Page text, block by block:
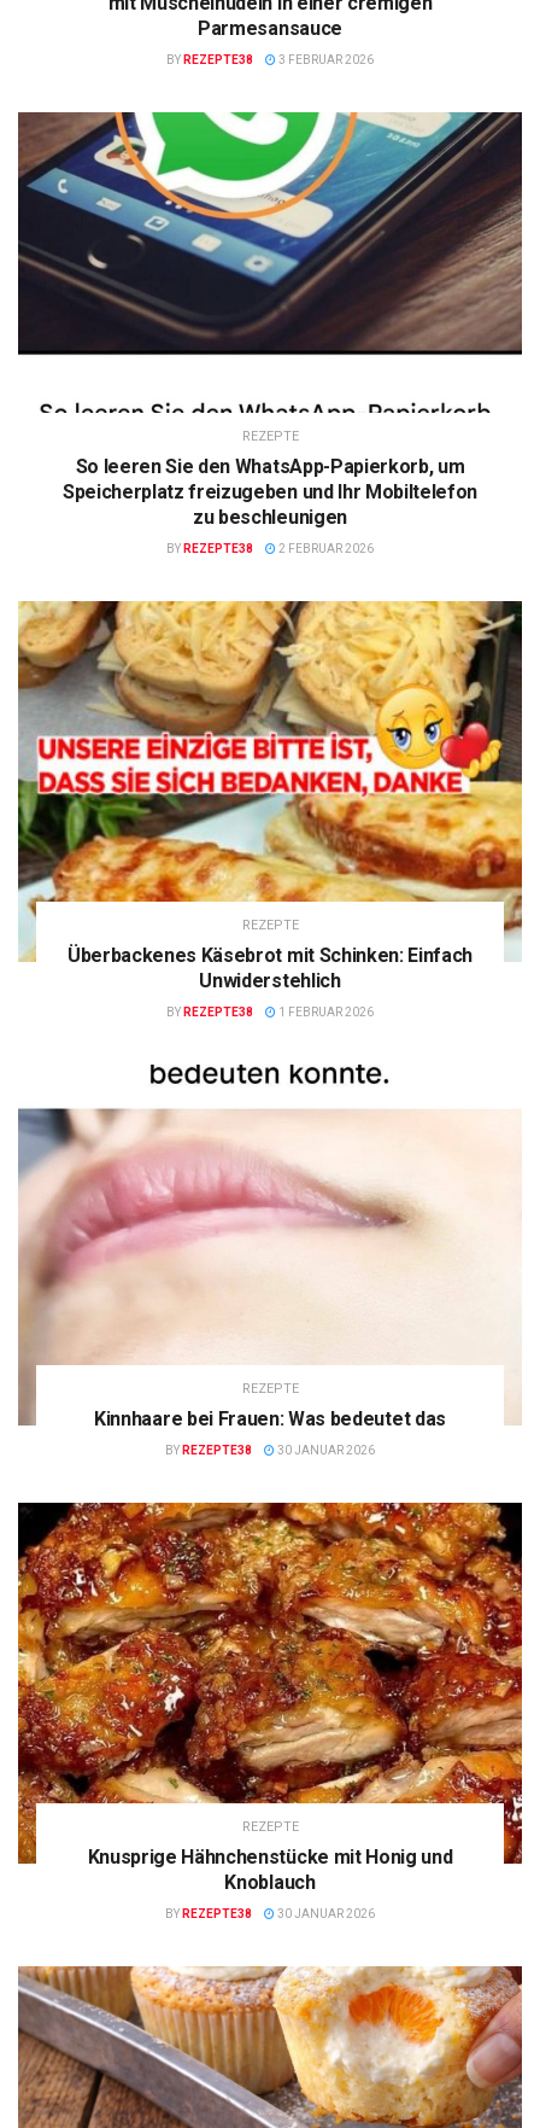
Parmesansauce
BY REZEPTE38 3 FEBRUAR 2026
REZEPTE
So leeren Sie den WhatsApp-Papierkorb, um
Speicherplatz freizugeben und Ihr Mobiltelefon
zu beschleunigen
BY REZEPTE38 2 FEBRUAR 2026
REZEPTE
Überbackenes Käsebrot mit Schinken: Einfach
Unwiderstehlich
BY REZEPTE38 1 FEBRUAR 2026
REZEPTE
Kinnhaare bei Frauen: Was bedeutet das
BY REZEPTE38 30 JANUAR 2026
REZEPTE
Knusprige Hähnchenstücke mit Honig und
Knoblauch
BY REZEPTE38 30 JANUAR 2026